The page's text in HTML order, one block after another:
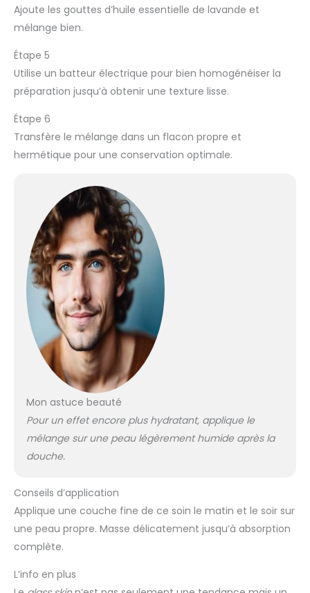
Ajoute les gouttes d’huile essentielle de lavande et
mélange bien.
Étape 5
Utilise un batteur électrique pour bien homogénéiser la
préparation jusqu’à obtenir une texture lisse.
Étape 6
Transfère le mélange dans un flacon propre et
hermétique pour une conservation optimale.
Mon astuce beauté
Pour un effet encore plus hydratant, applique le
mélange sur une peau légèrement humide après la
douche.
Conseils d’application
Applique une couche fine de ce soin le matin et le soir sur
une peau propre. Masse délicatement jusqu’à absorption
complète.
L’info en plus